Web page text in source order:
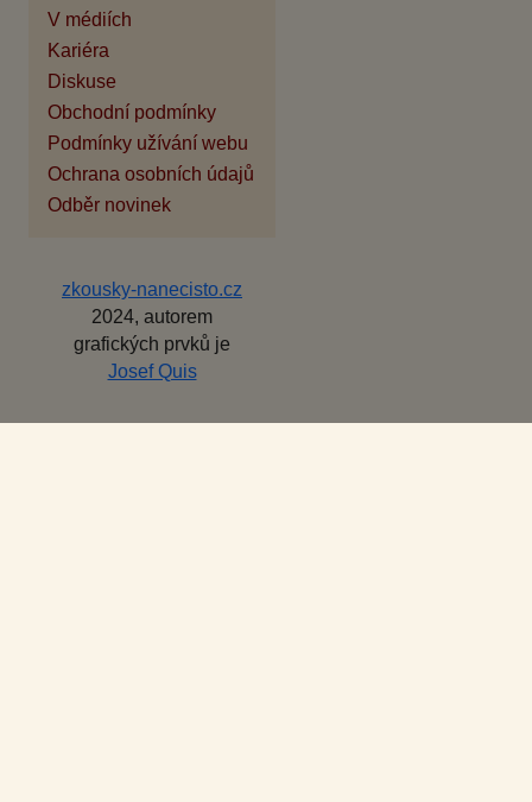
V médiích
Kariéra
Diskuse
Obchodní podmínky
Podmínky užívání webu
Ochrana osobních údajů
Odběr novinek
zkousky-nanecisto.cz
2024, autorem
grafických prvků je
Josef Quis